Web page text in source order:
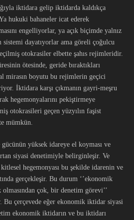
iktidara gelip iktidarda kaldıkça
hukuki bahaneler icat ederek
engelliyorlar, ya açık biçimde yalnız
dayatıyorlar ama göreli çoğulcu
otokrasiler elbette şahıs rejimleridir.
ötesinde, geride bıraktıkları
mirasın boyutu bu rejimlerin geçici
İktidara karşı çıkmanın gayri-meşru
hegemonyalarını pekiştirmeye
otokrasileri geçen yüzyılın faşist
mümkün.
yüksek idareye el koyması ve
siyasi denetimiyle belirginleşir. Ve
hegemonyası bu şekilde idarenin ve
gerçekleşir. Bu durum ‘’ekonomik
çok, bir denetim görevi’’
Bu çerçevede eğer ekonomik iktidar siyasi
ekonomik iktidarın ve bu iktidarı